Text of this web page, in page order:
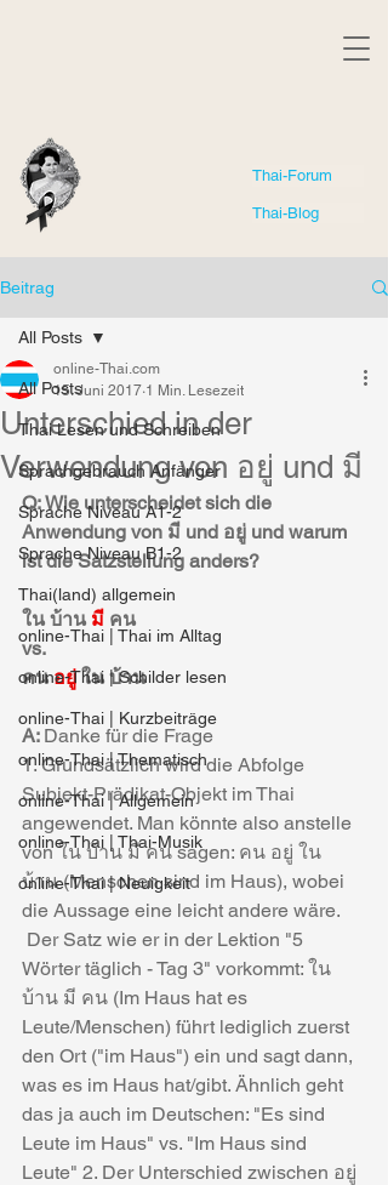
Thai-Blog
Thai-Forum
Beitrag
All Posts
Thai Lesen und Schreiben
Sprachgebrauch Anfänger
Sprache Niveau A1-2
Sprache Niveau B1-2
Thai(land) allgemein
online-Thai | Thai im Alltag
online-Thai | Schilder lesen
online-Thai | Kurzbeiträge
online-Thai | Thematisch
online-Thai | Allgemein
online-Thai | Thai-Musik
online-Thai | Neuigkeit
All Posts
Unterschied in der
Verwendung von อยู่ und มี
online-Thai.com
15. Juni 2017 1 Min. Lesezeit
Q: Wie unterscheidet sich die
Anwendung von มี und อยู่ und warum
ist die Satzstellung anders?
ใน บ้าน มี คน
vs.
คน อยู่ ใน บ้าน
A: Danke für die Frage
1. Grundsätzlich wird die Abfolge
Subjekt-Prädikat-Objekt im Thai
angewendet. Man könnte also anstelle
von ใน บ้าน มี คน sagen: คน อยู่ ใน
บ้าน (Menschen sind im Haus), wobei
die Aussage eine leicht andere wäre.
Der Satz wie er in der Lektion "5
Wörter täglich - Tag 3" vorkommt: ใน
บ้าน มี คน (Im Haus hat es
Leute/Menschen) führt lediglich zuerst
den Ort ("im Haus") ein und sagt dann,
was es im Haus hat/gibt. Ähnlich geht
das ja auch im Deutschen: "Es sind
Leute im Haus" vs. "Im Haus sind
Leute" 2. Der Unterschied zwischen อยู่